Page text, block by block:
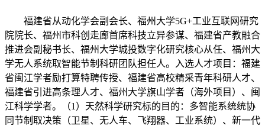
福建省从动化学会副会长、福州大学5G+工业互联网研究
院院长、福州市科创走廊首席科技立异参谋、福建省产教融合
推进会副秘书长、福州大学城投数字化研究核心从任、福州大
学无人系统取智能节制科研团队担任人。入选人才项目：福建
省闽江学者励打算特聘传授、福建省高校精采青年科研人才、
福建省引进高条理人才、福州大学旗山学者（海外项目）、闽
江科学学者。（1）天然科学研究标的目的：多智能系统统协
同节制取决策（卫星、无人车、飞翔器、工业系统）、新一代